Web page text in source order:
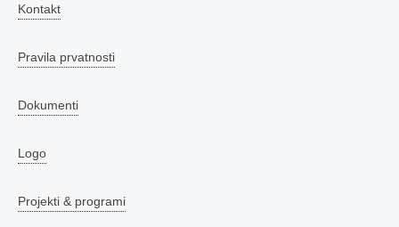
Kontakt
Pravila prvatnosti
Dokumenti
Logo
Projekti & programi